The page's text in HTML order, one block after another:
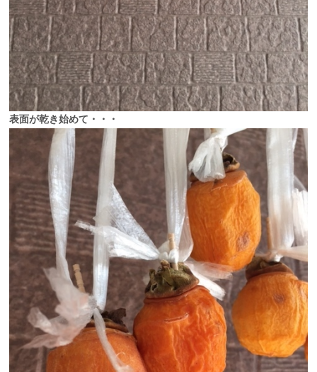
表面が乾き始めて・・・